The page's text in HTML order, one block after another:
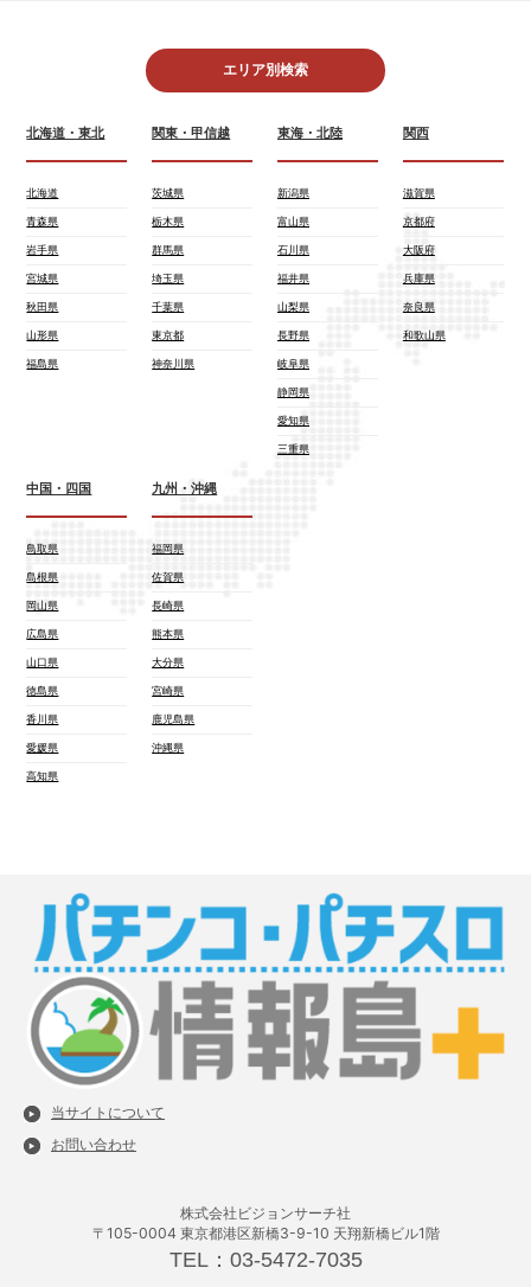
エリア別検索
北海道・東北
北海道
青森県
岩手県
宮城県
秋田県
山形県
福島県
関東・甲信越
茨城県
栃木県
群馬県
埼玉県
千葉県
東京都
神奈川県
東海・北陸
新潟県
富山県
石川県
福井県
山梨県
長野県
岐阜県
静岡県
愛知県
三重県
関西
滋賀県
京都府
大阪府
兵庫県
奈良県
和歌山県
中国・四国
鳥取県
島根県
岡山県
広島県
山口県
徳島県
香川県
愛媛県
高知県
九州・沖縄
福岡県
佐賀県
長崎県
熊本県
大分県
宮崎県
鹿児島県
沖縄県
当サイトについて
お問い合わせ
株式会社ビジョンサーチ社
〒105-0004 東京都港区新橋3-9-10 天翔新橋ビル1階
TEL：03-5472-7035